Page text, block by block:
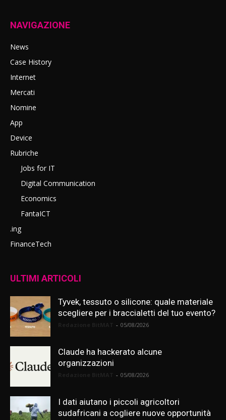
NAVIGAZIONE
News
Case History
Internet
Mercati
Nomine
App
Device
Rubriche
Jobs for IT
Digital Communication
Economics
FantaICT
.ing
FinanceTech
ULTIMI ARTICOLI
Tyvek, tessuto o silicone: quale materiale
scegliere per i braccialetti del tuo evento?
- 05/08/2026
Claude ha hackerato alcune
organizzazioni
- 05/08/2026
I dati aiutano i piccoli agricoltori
sudafricani a cogliere nuove opportunità